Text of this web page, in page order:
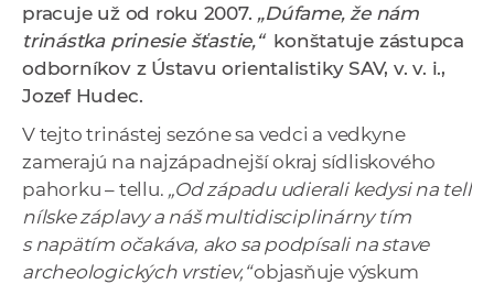
r
a
c
n
í
o
c
pracuje už od roku 2007. „Dúfame, že nám
trinástka prinesie šťastie,“konštatuje zástupca
odborníkov z Ústavu orientalistiky SAV, v. v. i.,
Jozef Hudec.
V tejto trinástej sezóne sa vedci a vedkyne
zamerajú na najzápadnejší okraj sídliskového
pahorku – tellu. „Od západu udierali kedysi na tell
nílske záplavy a náš multidisciplinárny tím
s napätím očakáva, ako sa podpísali na stave
archeologických vrstiev,“objasňuje výskum